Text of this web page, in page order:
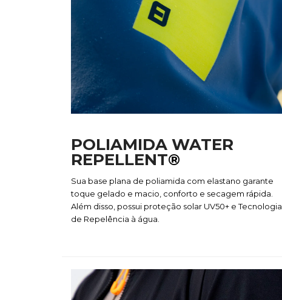
POLIAMIDA WATER
REPELLENT®
Sua base plana de poliamida com elastano garante
toque gelado e macio, conforto e secagem rápida.
Além disso, possui proteção solar UV50+ e Tecnologia
de Repelência à água.